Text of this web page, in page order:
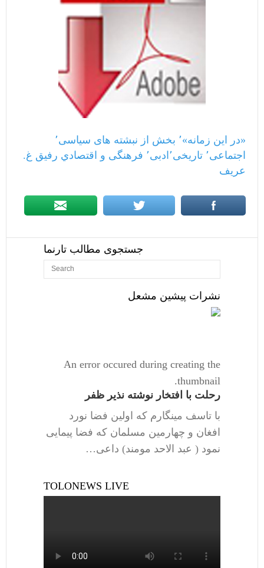
«در این زمانه»٬ بخش از نبشته های سیاسی٬
اجتماعی٬ تاریخی٬ادبی٬ فرهنگی و اقتصادي رفیق غ.
عریف
جستجوی مطالب تارنما
نشرات پیشین مشعل
An error occured during creating the
thumbnail.
رحلت با افتخار نوشته نذیر ظفر
با تاسف مینگارم که اولین فضا نورد
افغان و چهارمین مسلمان که فضا پیمایی
نمود ( عبد الاحد مومند) داعی…
TOLONEWS LIVE